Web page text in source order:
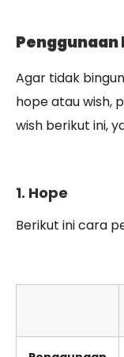
Penggunaan
Agar tidak
hope atau wish,
wish berikut ini,
1. Hope
Berikut ini cara